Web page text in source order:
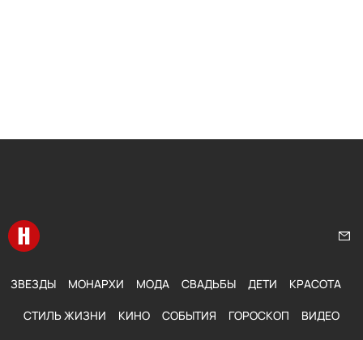
Перейти на главную
ЗВЕЗДЫ МОНАРХИ МОДА СВАДЬБЫ ДЕТИ КРАСОТА
СТИЛЬ ЖИЗНИ КИНО СОБЫТИЯ ГОРОСКОП ВИДЕО